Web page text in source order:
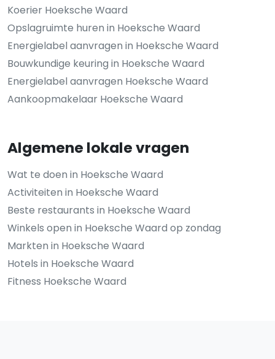
Koerier Hoeksche Waard
Opslagruimte huren in Hoeksche Waard
Energielabel aanvragen in Hoeksche Waard
Bouwkundige keuring in Hoeksche Waard
Energielabel aanvragen Hoeksche Waard
Aankoopmakelaar Hoeksche Waard
Algemene lokale vragen
Wat te doen in Hoeksche Waard
Activiteiten in Hoeksche Waard
Beste restaurants in Hoeksche Waard
Winkels open in Hoeksche Waard op zondag
Markten in Hoeksche Waard
Hotels in Hoeksche Waard
Fitness Hoeksche Waard